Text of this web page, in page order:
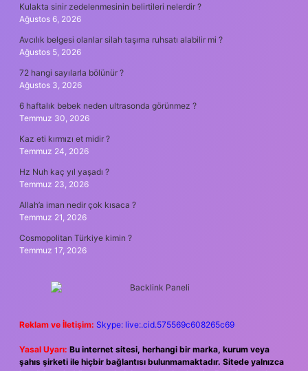
Kulakta sinir zedelenmesinin belirtileri nelerdir ?
Ağustos 6, 2026
Avcılık belgesi olanlar silah taşıma ruhsatı alabilir mi ?
Ağustos 5, 2026
72 hangi sayılarla bölünür ?
Ağustos 3, 2026
6 haftalık bebek neden ultrasonda görünmez ?
Temmuz 30, 2026
Kaz eti kırmızı et midir ?
Temmuz 24, 2026
Hz Nuh kaç yıl yaşadı ?
Temmuz 23, 2026
Allah’a iman nedir çok kısaca ?
Temmuz 21, 2026
Cosmopolitan Türkiye kimin ?
Temmuz 17, 2026
Reklam ve İletişim: Skype: live:.cid.575569c608265c69
Yasal Uyarı: Bu internet sitesi, herhangi bir marka, kurum veya
şahıs şirketi ile hiçbir bağlantısı bulunmamaktadır. Sitede yalnızca